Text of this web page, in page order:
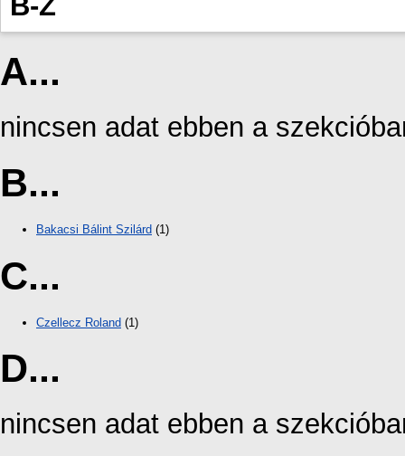
A...
nincsen adat ebben a
B...
Bakacsi Bálint Szilárd (1)
C...
Czellecz Roland (1)
D...
nincsen adat ebben a